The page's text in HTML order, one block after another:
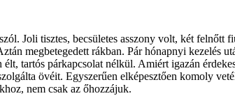
Joli tisztes, becsületes asszony volt, két
megbetegedett rákban. Pár hónapnyi kezelés
tartós párkapcsolat nélkül. Amiért igazán
övéit. Egyszerűen elképesztően komoly
nem csak az őhozzájuk.